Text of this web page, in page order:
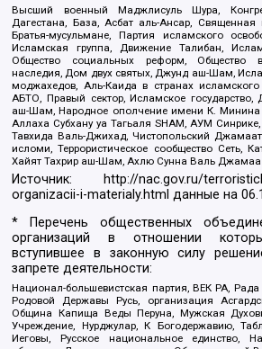
Высший военный Маджлисуль Шура,
Дагестана, База, Асбат аль-Ансар, Священная
Братья-мусульмане, Партия исламского
Исламская группа, Движение Талибан,
Общество социальных реформ, Общество
наследия, Дом двух святых, Джунд аш-Шам,
моджахедов, Аль-Каида в странах
АБТО, Правый сектор, Исламское государство,
аш-Шам, Народное ополчение имени К.
Аллаха Субхану уа Тагьаля SHAM, АУМ
Тавхида Валь-Джихад, Чистопольский
исломи, Террористическое сообщество Сеть,
Хайят Тахрир аш-Шам, Ахлю Сунна Валь Джамаа
Источник:
http://nac.gov.ru/
organizacii-i-materialy.html данные на
* Перечень общественных
организаций в отношении
вступившее в законную силу
запрете деятельности:
Национал-большевистская партия, ВЕК РА,
Родовой Державы Русь, организация
Община Капища Веды Перуна, Мужская
Учреждение, Нурджулар, К Богодержавию,
Иеговы, Русское национальное единство,